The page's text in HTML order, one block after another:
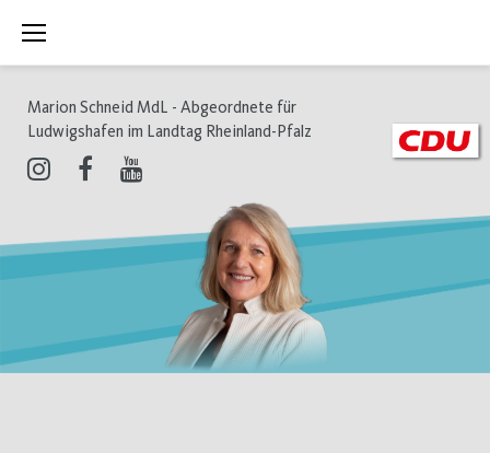
Inhalt
Marion Schneid MdL - Abgeordnete für
Ludwigshafen im Landtag Rheinland-Pfalz